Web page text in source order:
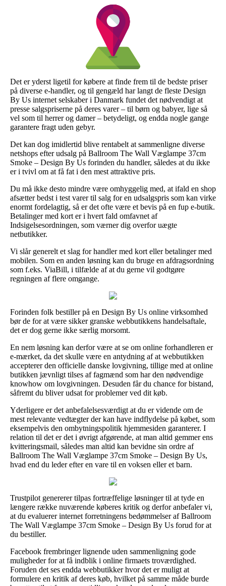
Det er yderst ligetil for købere at finde frem til de bedste priser
på diverse e-handler, og til gengæld har langt de fleste Design
By Us internet selskaber i Danmark fundet det nødvendigt at
presse salgspriserne på deres varer – til børn og babyer, lige så
vel som til herrer og damer – betydeligt, og endda nogle gange
garantere fragt uden gebyr.
Det kan dog imidlertid blive rentabelt at sammenligne diverse
netshops efter udsalg på Ballroom The Wall Væglampe 37cm
Smoke – Design By Us forinden du handler, således at du ikke
er i tvivl om at få fat i den mest attraktive pris.
Du må ikke desto mindre være omhyggelig med, at ifald en shop
afsætter bedst i test varer til salg for en udsalgspris som kan virke
enormt fordelagtig, så er det ofte være et bevis på en fup e-butik.
Betalinger med kort er i hvert fald omfavnet af
Indsigelsesordningen, som værner dig overfor uægte
netbutikker.
Vi slår generelt et slag for handler med kort eller betalinger med
mobilen. Som en anden løsning kan du bruge en afdragsordning
som f.eks. ViaBill, i tilfælde af at du gerne vil godtgøre
regningen af flere omgange.
Forinden folk bestiller på en Design By Us online virksomhed
bør de for at være sikker granske webbutikkens handelsaftale,
det er dog gerne ikke særlig morsomt.
En nem løsning kan derfor være at se om online forhandleren er
e-mærket, da det skulle være en antydning af at webbutikken
accepterer den officielle danske lovgivning, tillige med at online
butikken jævnligt tilses af fagmænd som har den nødvendige
knowhow om lovgivningen. Desuden får du chance for bistand,
såfremt du bliver udsat for problemer ved dit køb.
Yderligere er det anbefalelsesværdigt at du er vidende om de
mest relevante vedtægter der kan have indflydelse på købet, som
eksempelvis den ombytningspolitik hjemmesiden garanterer. I
relation til det er det i øvrigt afgørende, at man altid gemmer ens
kvitteringsmail, således man altid kan bevidne sin ordre af
Ballroom The Wall Væglampe 37cm Smoke – Design By Us,
hvad end du leder efter en vare til en voksen eller et barn.
Trustpilot genererer tilpas fortræffelige løsninger til at tyde en
længere række nuværende køberes kritik og derfor anbefaler vi,
at du evaluerer internet forretningens bedømmelser af Ballroom
The Wall Væglampe 37cm Smoke – Design By Us forud for at
du bestiller.
Facebook frembringer lignende uden sammenligning gode
muligheder for at få indblik i online firmaets troværdighed.
Foruden det ses endda webbutikker hvor det er muligt at
formulere en kritik af deres køb, hvilket på samme måde burde